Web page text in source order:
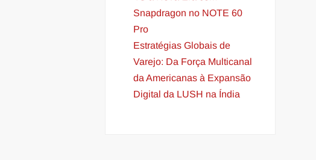
Snapdragon no NOTE 60
Pro
Estratégias Globais de
Varejo: Da Força Multicanal
da Americanas à Expansão
Digital da LUSH na Índia